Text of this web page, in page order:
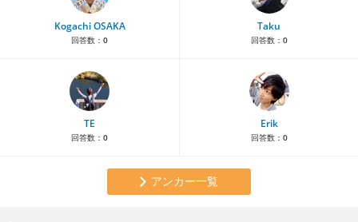
Kogachi OSAKA
回答数： 0
Taku
回答数： 0
TE
回答数： 0
Erik
回答数： 0
アンカー一覧